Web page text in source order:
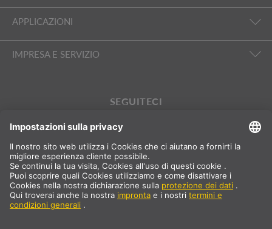
APPLICAZIONI
IMPRESA E SERVIZIO
SEGUITECI
International
DE | FR | IT Svizzera